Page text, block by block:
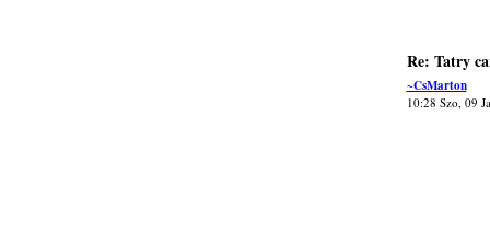
Re: Tatry
~CsMarton
10:28 Szo, 09